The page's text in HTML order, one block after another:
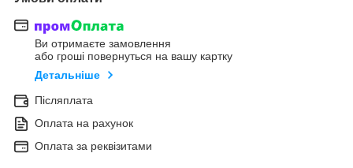
Ви отримаєте замовлення
або гроші повернуться на вашу картку
Детальніше
Післяплата
Оплата на рахунок
Оплата за реквізитами